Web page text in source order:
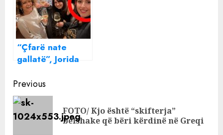
kompanish edhe
në Malin e Zi
“Çfarë nate
gallatë”, Jorida
lumtur përkrah
ministreve të
Ramës!
Continue
Reading
Previous
FOTO/ Kjo është “skifterja”
belshake që bëri kërdinë në Greqi